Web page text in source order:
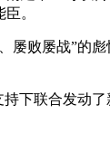
。
败屡战”的
持下联合发动